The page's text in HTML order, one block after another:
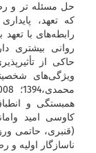
حل مسئله تر و
که تعهد،
رابطه‌های با تعهد
حاکی از
ویژگی‌های
همبستگی و
ناسازگار اولیه و